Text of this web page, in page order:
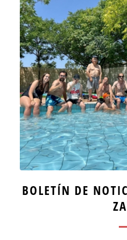
BOLETÍN DE